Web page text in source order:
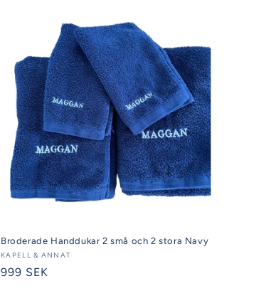
Broderade Handdukar 2 små och 2 stora Navy
Säljare:
KAPELL & ANNAT
Ordinarie
999 SEK